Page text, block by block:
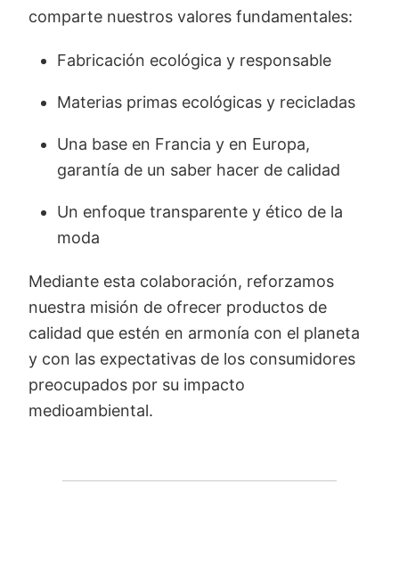
comparte nuestros valores fundamentales:
Fabricación ecológica y responsable
Materias primas ecológicas y recicladas
Una base en Francia y en Europa,
garantía de un saber hacer de calidad
Un enfoque transparente y ético de la
moda
Mediante esta colaboración, reforzamos
nuestra misión de ofrecer productos de
calidad que estén en armonía con el planeta
y con las expectativas de los consumidores
preocupados por su impacto
medioambiental.